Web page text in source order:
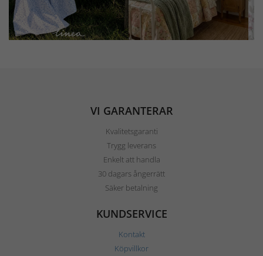
VI GARANTERAR
Kvalitetsgaranti
Trygg leverans
Enkelt att handla
30 dagars ångerrätt
Säker betalning
KUNDSERVICE
Kontakt
Köpvillkor